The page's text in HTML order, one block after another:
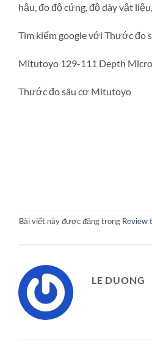
hậu, đo độ cứng, độ dày vật
Tìm kiếm google với Thước
Mitutoyo 129-111 Depth
Thước đo sâu cơ Mitutoyo
Bài viết này được đăng trong Review
LE DUONG